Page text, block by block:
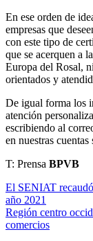
En ese orden de
empresas que
con este tipo de
que se acerquen a
Europa del Rosal,
orientados y
De igual forma los
atención
escribiendo al
en nuestras
T: Prensa BPVB
El SENIAT
año 2021
Región centro
comercios